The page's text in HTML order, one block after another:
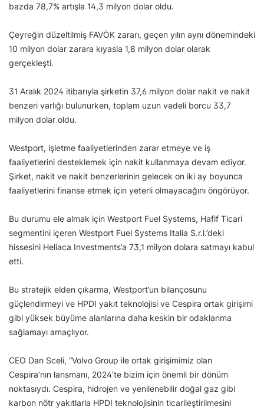
bazda 78,7% artışla 14,3 milyon dolar oldu.
Çeyreğin düzeltilmiş FAVÖK zararı, geçen yılın aynı dönemindeki
10 milyon dolar zarara kıyasla 1,8 milyon dolar olarak
gerçekleşti.
31 Aralık 2024 itibarıyla şirketin 37,6 milyon dolar nakit ve nakit
benzeri varlığı bulunurken, toplam uzun vadeli borcu 33,7
milyon dolar oldu.
Westport, işletme faaliyetlerinden zarar etmeye ve iş
faaliyetlerini desteklemek için nakit kullanmaya devam ediyor.
Şirket, nakit ve nakit benzerlerinin gelecek on iki ay boyunca
faaliyetlerini finanse etmek için yeterli olmayacağını öngörüyor.
Bu durumu ele almak için Westport Fuel Systems, Hafif Ticari
segmentini içeren Westport Fuel Systems Italia S.r.l.’deki
hissesini Heliaca Investments’a 73,1 milyon dolara satmayı kabul
etti.
Bu stratejik elden çıkarma, Westport’un bilançosunu
güçlendirmeyi ve HPDI yakıt teknolojisi ve Cespira ortak girişimi
gibi yüksek büyüme alanlarına daha keskin bir odaklanma
sağlamayı amaçlıyor.
CEO Dan Sceli, “Volvo Group ile ortak girişimimiz olan
Cespira’nın lansmanı, 2024’te bizim için önemli bir dönüm
noktasıydı. Cespira, hidrojen ve yenilenebilir doğal gaz gibi
karbon nötr yakıtlarla HPDI teknolojisinin ticarileştirilmesini